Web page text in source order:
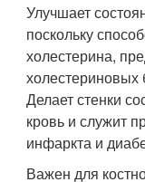
Улучшает
поскольку
холестерина,
Делает стенки
кровь и служит
инфаркта и
Важен для